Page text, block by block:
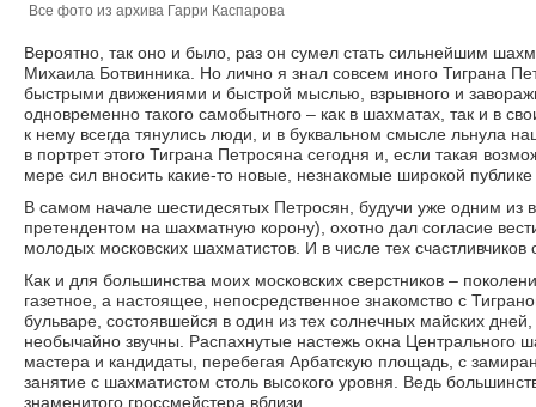
Все фото из архива Гарри Каспарова
Вероятно, так оно и было, раз он сумел стать сильнейшим
Михаила Ботвинника. Но лично я знал совсем иного Тиграна
быстрыми движениями и быстрой мыслью, взрывного и
одновременно такого самобытного – как в шахматах, так и в
к нему всегда тянулись люди, и в буквальном смысле льнула
в портрет этого Тиграна Петросяна сегодня и, если такая
мере сил вносить какие-то новые, незнакомые широкой
В самом начале шестидесятых Петросян, будучи уже одним из
претендентом на шахматную корону), охотно дал согласие
молодых московских шахматистов. И в числе тех счастливчиков
Как и для большинства моих московских сверстников –
газетное, а настоящее, непосред­ственное знакомство с
бульваре, состоявшейся в один из тех солнечных майских
необычайно звучны. Распахнутые настежь окна
мастера и кандидаты, перебегая Арбатскую площадь, с
занятие с шахматистом столь высокого уровня. Ведь
знаменитого гроссмейстера вблизи.